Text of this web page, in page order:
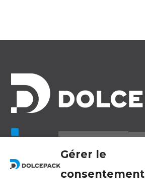
Gérer le
consentement
Ra Strada de Vigna 21
6966 Lugano Switzerland